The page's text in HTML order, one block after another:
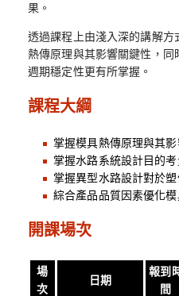
果。
透過課程上由淺入深的講解
熱傳原理與其影響關鍵性，
週期穩定性更有所掌握。
課程大綱
掌握模具熱傳原理與其影
掌握水路系統設計目的
掌握異型水路設計對於
綜合產品品質因素優化
開課場次
場
次
日期
報到
間